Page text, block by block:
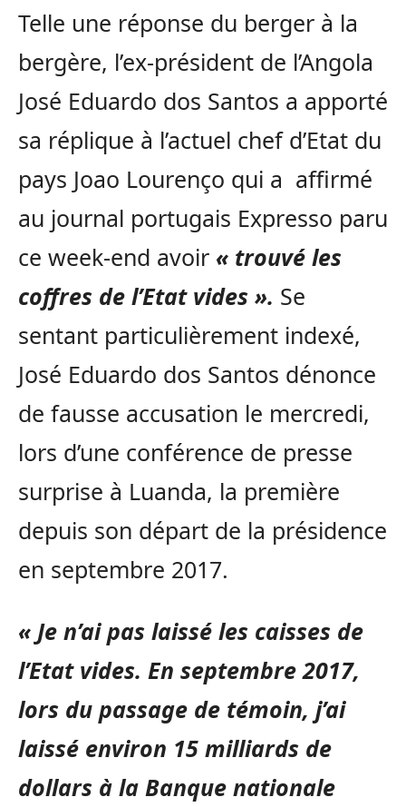
Telle une réponse du berger à la
bergère, l’ex-président de l’Angola
José Eduardo dos Santos a apporté
sa réplique à l’actuel chef d’Etat du
pays Joao Lourenço qui a affirmé
au journal portugais Expresso paru
ce week-end avoir « trouvé les
coffres de l’Etat vides ». Se
sentant particulièrement indexé,
José Eduardo dos Santos dénonce
de fausse accusation le mercredi,
lors d’une conférence de presse
surprise à Luanda, la première
depuis son départ de la présidence
en septembre 2017.
« Je n’ai pas laissé les caisses de
l’Etat vides. En septembre 2017,
lors du passage de témoin, j’ai
laissé environ 15 milliards de
dollars à la Banque nationale